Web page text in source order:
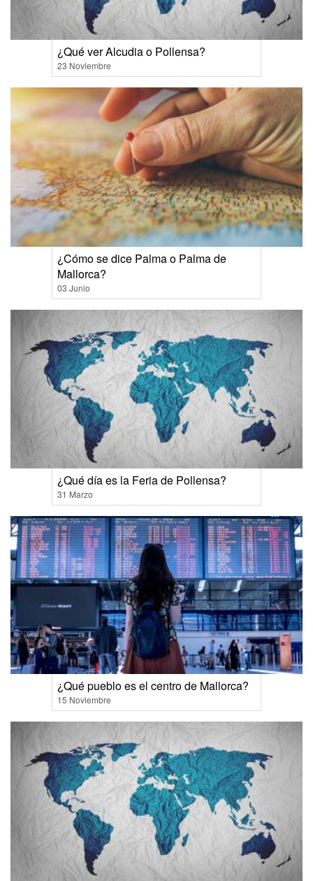
¿Qué ver Alcudia o Pollensa?
23 Noviembre
¿Cómo se dice Palma o Palma de
Mallorca?
03 Junio
¿Qué día es la Feria de Pollensa?
31 Marzo
¿Qué pueblo es el centro de Mallorca?
15 Noviembre